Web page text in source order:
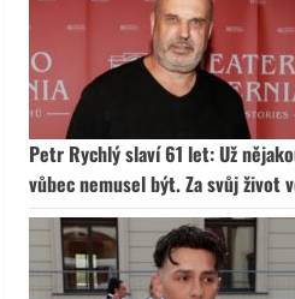
Petr Rychlý slaví 61 let: Už
vůbec nemusel být. Za svůj život